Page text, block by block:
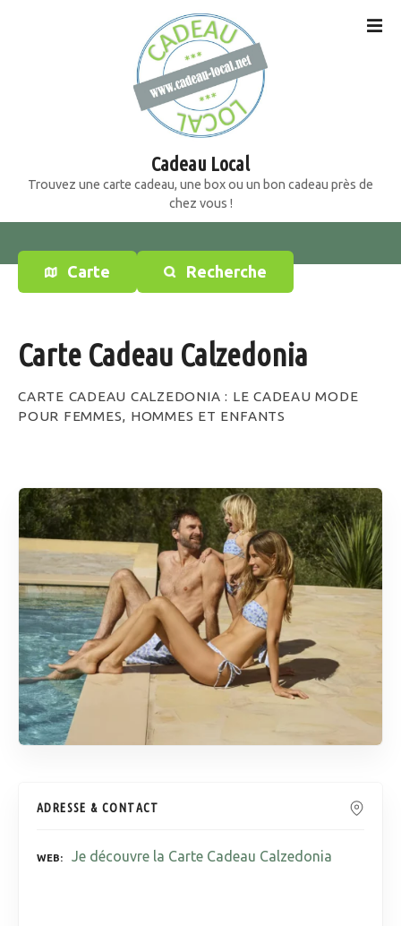
e
t
Cadeau Local
Trouvez une carte cadeau, une box ou un bon cadeau près de
chez vous !
Carte Recherche
Carte Cadeau Calzedonia
CARTE CADEAU CALZEDONIA : LE CADEAU MODE
POUR FEMMES, HOMMES ET ENFANTS
ADRESSE & CONTACT
WEB Je découvre la Carte Cadeau Calzedonia